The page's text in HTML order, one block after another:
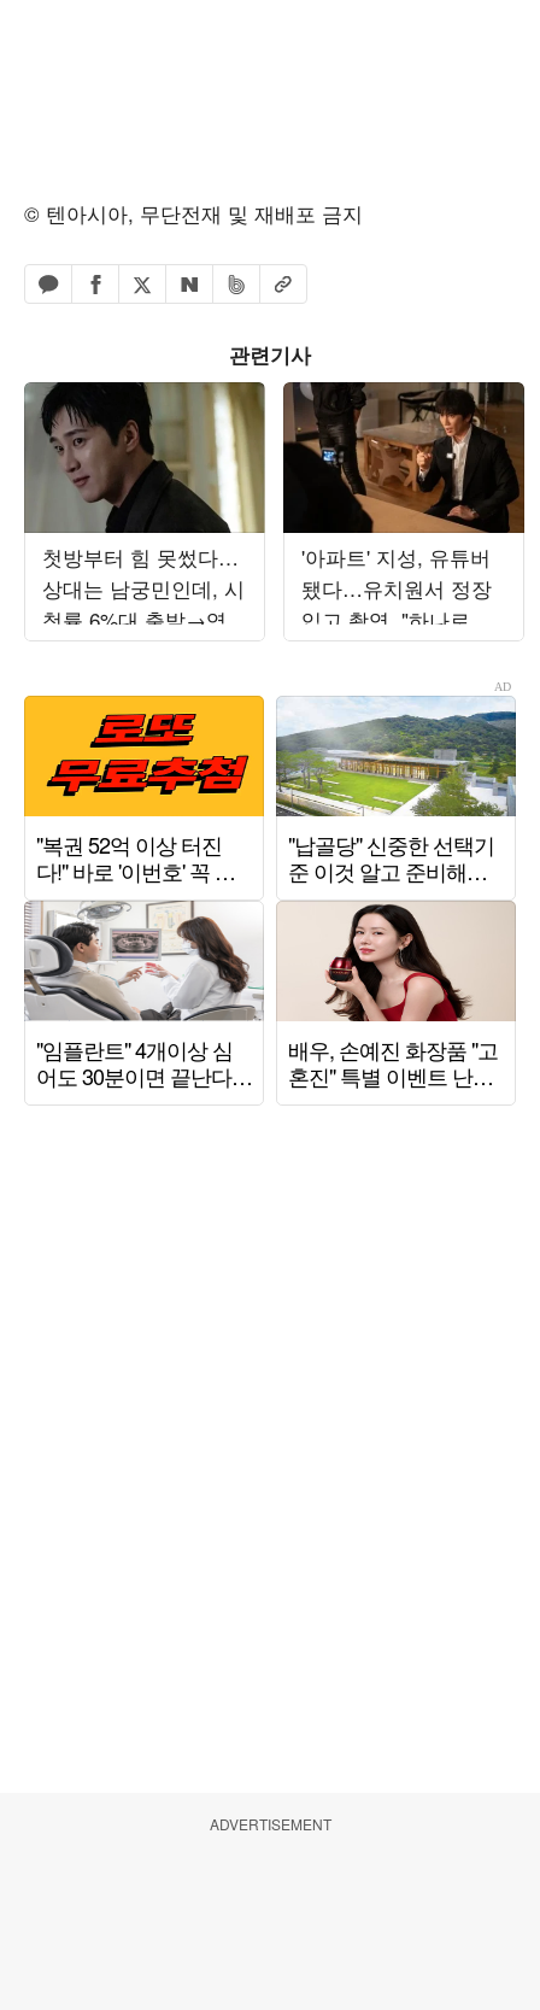
© 텐아시아, 무단전재 및 재배포 금지
카카오톡 공유하기
페이스북 공유하기
엑스 공유하기
네이버 공유하기
밴드 공유하기
URL복사
관련기사
첫방부터 힘 못썼다…
상대는 남궁민인데, 시
청률 6%대 출발→역공
시작 ('재벌X형사2')
'아파트' 지성, 유튜버
됐다…유치원서 정장
입고 촬영, "하나로 뭉
쳐"
ADVERTISEMENT